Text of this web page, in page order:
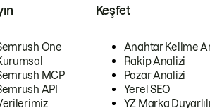
One
MCP
API
Keşfet
Anahtar Kelime
Rakip Analizi
Pazar Analizi
Yerel SEO
YZ Marka